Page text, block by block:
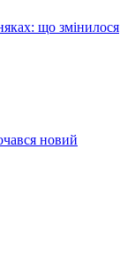
що змінилося
новий